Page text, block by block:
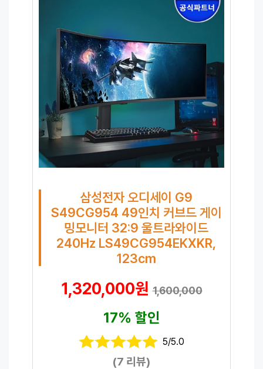
삼성전자 오디세이 G9
S49CG954 49인치 커브드 게이
밍모니터 32:9 울트라와이드
240Hz LS49CG954EKXKR,
123cm
1,320,000원1,600,000
17% 할인
5/5.0
(7 리뷰)